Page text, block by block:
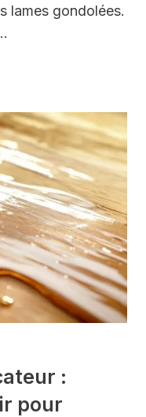
lames gondolées.
:
pour